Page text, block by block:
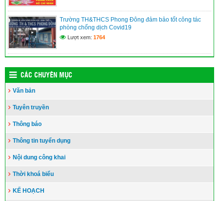
Trường TH&THCS Phong Đông đảm bảo tốt công tác
phòng chống dịch Covid19
Lượt xem: 1764
CÁC CHUYÊN MỤC
Văn bản
Tuyên truyền
Thông báo
Thông tin tuyển dụng
Nội dung công khai
Thời khoá biểu
KẾ HOẠCH